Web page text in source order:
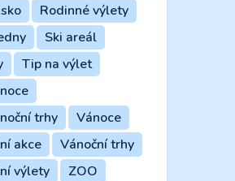
Rodinné výlety
Ski areál
Tip na výlet
trhy
Vánoce
akce
Vánoční trhy
výlety
ZOO